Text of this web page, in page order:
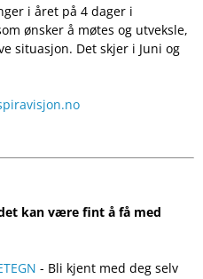
i året på 4 dager i
ønsker å møtes og utveksle,
situasjon. Det skjer i Juni og
kan være fint å få med
- Bli kjent med deg selv